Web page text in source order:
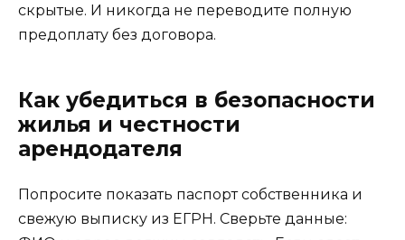
скрытые. И никогда не переводите полную
предоплату без договора.
Как убедиться в безопасности
жилья и честности
арендодателя
Попросите показать паспорт собственника и
свежую выписку из ЕГРН. Сверьте данные: